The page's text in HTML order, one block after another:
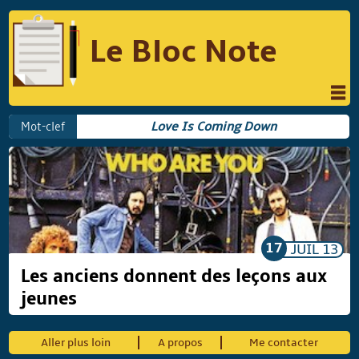
Le Bloc Note
INFORMATIQUE
MUSIQUE
PHOTOGRAPHIE
PODCAST
RÉFLEXIONS
REVUES DE PRESSE
COMPARATIF DES HYBRIDES
COMPARATIF DES APPAREILS REFLEX
Mot-clef Love Is Coming Down
17 JUIL 13
Les anciens donnent des leçons aux
jeunes
Aller plus loin A propos Me contacter